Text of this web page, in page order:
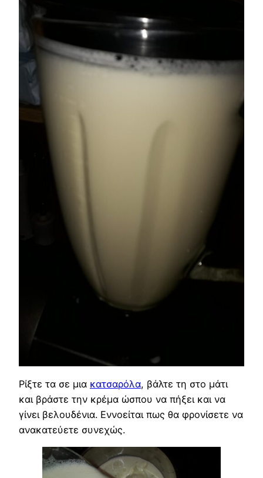
Ρίξτε τα σε μια κατσαρόλα, βάλτε τη στο μάτι
και βράστε την κρέμα ώσπου να πήξει και να
γίνει βελουδένια. Εννοείται πως θα φρονίσετε να
ανακατεύετε συνεχώς.